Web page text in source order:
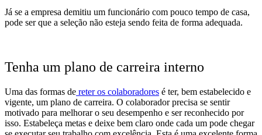
Já se a empresa demitiu um funcionário com pouco tempo de casa,
pode ser que a seleção não esteja sendo feita de forma adequada.
Tenha um plano de carreira interno
Uma das formas de reter os colaboradores é ter, bem estabelecido e
vigente, um plano de carreira. O colaborador precisa se sentir
motivado para melhorar o seu desempenho e ser reconhecido por
isso. Estabeleça metas e deixe bem claro onde cada um pode chegar